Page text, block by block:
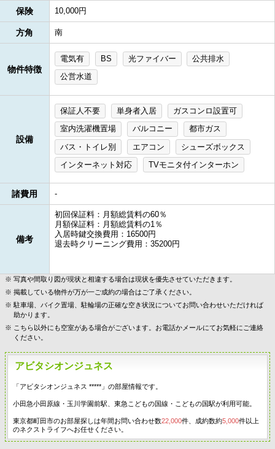
保険 10,000円
方角 南
物件特徴
電気有 BS 光ファイバー
公共排水
公営水道
設備
保証人不要 単身者入居
ガスコンロ設置可
室内洗濯機置場
バルコニー
都市ガス
バス・トイレ別
エアコン
シューズボックス
インターネット対応
TVモニタ付インターホン
諸費用 -
備考
初回保証料：月額総賃料の60％
月額保証料：月額総賃料の1％
入居時鍵交換費用：16500円
退去時クリーニング費用：35200円
写真や間取り図が現状と相違する場合は現状を優先させていただきます。
掲載している物件が万が一ご成約の場合はご了承ください。
駐車場、バイク置場、駐輪場の正確な空き状況についてお問い合わせいただければ
助かります。
こちら以外にも空室がある場合がございます。お電話かメールにてお気軽にご連絡
ください。
アビタシオンジュネス
「アビタシオンジュネス *****」の部屋情報です。
小田急小田原線・玉川学園前駅、東急こどもの国線・こどもの国駅が利用可能。
東京都町田市のお部屋探しは年間お問い合わせ数22,000件、成約数約5,000件以上
のネクストライフへお任せください。